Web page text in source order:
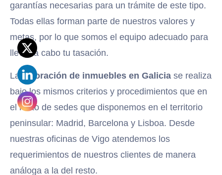
garantías necesarias para un trámite de este tipo.
Todas ellas forman parte de nuestros valores y
metas, por lo que somos el equipo adecuado para
llevar a cabo tu tasación.
La valoración de inmuebles en Galicia se realiza
bajo los mismos criterios y procedimientos que en
el resto de sedes que disponemos en el territorio
peninsular: Madrid, Barcelona y Lisboa. Desde
nuestras oficinas de Vigo atendemos los
requerimientos de nuestros clientes de manera
análoga a la del resto.